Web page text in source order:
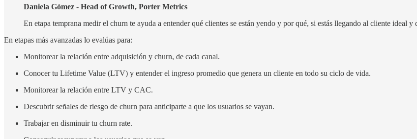
Daniela Gómez - Head of Growth, Porter Metrics
En etapa temprana medir el churn te ayuda a entender qué clientes se están yendo y por qué, si estás llegando al cliente ideal y
En etapas más avanzadas lo evalúas para:
Monitorear la relación entre adquisición y churn, de cada canal.
Conocer tu Lifetime Value (LTV) y entender el ingreso promedio que genera un cliente en todo su ciclo de vida.
Monitorear la relación entre LTV y CAC.
Descubrir señales de riesgo de churn para anticiparte a que los usuarios se vayan.
Trabajar en disminuir tu churn rate.